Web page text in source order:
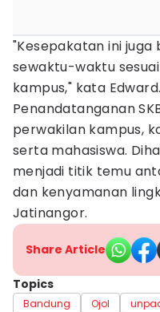
"Kesepakatan ini juga
sewaktu-waktu
kampus," kata Edward.
Penandatanganan
perwakilan kampus,
serta mahasiswa.
menjadi titik temu
dan kenyamanan
Jatinangor.
Share Article
Topics
Bandung Ojol